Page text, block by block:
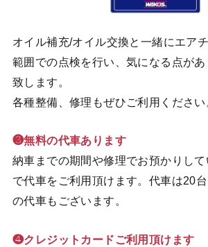
オイル補充/オイル交換と一緒にエア
範囲での点検を行い、気になる点が
致します。
各種整備、修理もぜひご利用ください
❸無料の代車あります
納車までの期間や修理でお預かりし
で代車をご利用頂けます。代車は20
の代車もございます。
❹クレジットカードご利用頂けます